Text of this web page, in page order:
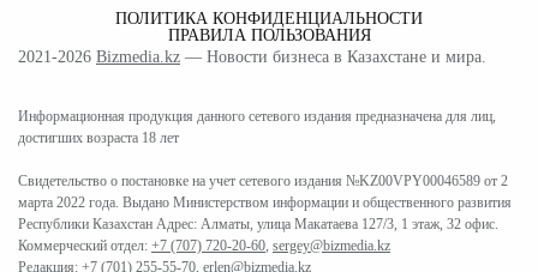
ПОЛИТИКА КОНФИДЕНЦИАЛЬНОСТИ
ПРАВИЛА ПОЛЬЗОВАНИЯ
2021-2026 Bizmedia.kz — Новости бизнеса в Казахстане и мира.
Информационная продукция данного сетевого издания предназначена для лиц,
достигших возраста 18 лет
Свидетельство о постановке на учет сетевого издания №KZ00VPY00046589 от 2
марта 2022 года. Выдано Министерством информации и общественного развития
Республики Казахстан Адрес: Алматы, улица Макатаева 127/3, 1 этаж, 32 офис.
Коммерческий отдел: +7 (707) 720-20-60, sergey@bizmedia.kz
Редакция: +7 (701) 255-55-70, erlen@bizmedia.kz